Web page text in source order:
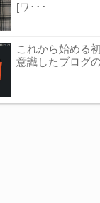
[ワ･･･
これから始める
意識したブログ